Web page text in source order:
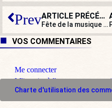
Prev ARTICLE PRÉCÉDENT
Fête de la musique à l’Élysée : toujours la même chanson
VOS COMMENTAIRES
Me connecter
M'inscrire à l'espace
Charte d'utilisation des